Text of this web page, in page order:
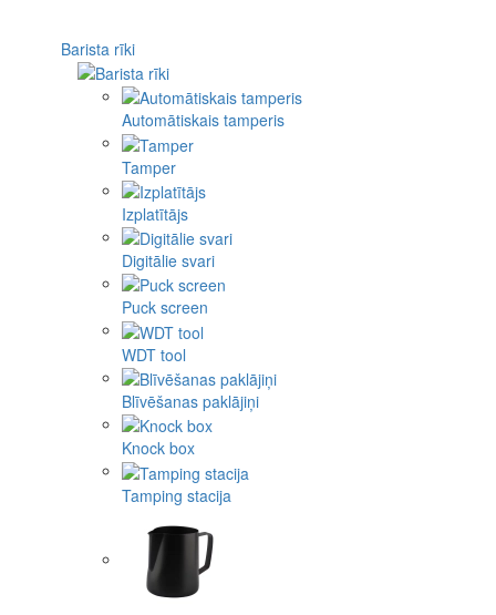
Barista rīki
Automātiskais tamperis
Tamper
Izplatītājs
Digitālie svari
Puck screen
WDT tool
Blīvēšanas paklājiņi
Knock box
Tamping stacija